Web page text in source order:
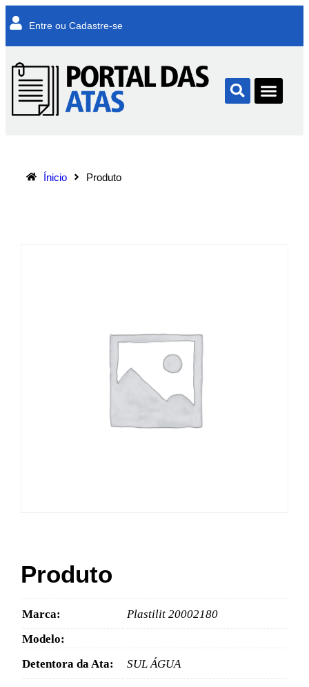
Entre ou Cadastre-se
Ínicio Produto
Produto
Marca:
Plastilit 20002180
Modelo:
Detentora da Ata:
SUL ÁGUA